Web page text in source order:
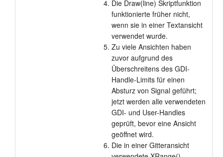
Die Draw(line) Skriptfunktion
funktionierte früher nicht,
wenn sie in einer Textansicht
verwendet wurde.
Zu viele Ansichten haben
zuvor aufgrund des
Überschreitens des GDI-
Handle-Limits für einen
Absturz von Signal geführt;
jetzt werden alle verwendeten
GDI- und User-Handles
geprüft, bevor eine Ansicht
geöffnet wird.
Die in einer Gitteransicht